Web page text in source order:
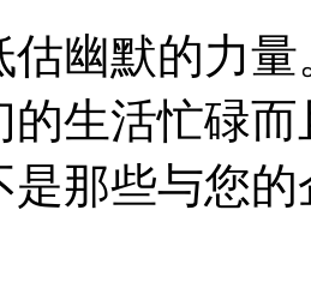
估幽默的力
的生活忙碌
是那些与您